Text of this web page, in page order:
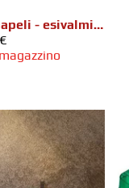
NES64 piirilevy ja kaapeli - esivalmisteltu